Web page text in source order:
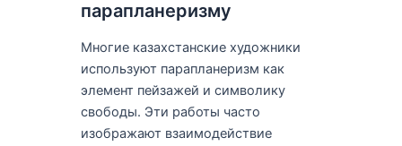
парапланеризму
Многие казахстанские художники
используют парапланеризм как
элемент пейзажей и символику
свободы. Эти работы часто
изображают взаимодействие